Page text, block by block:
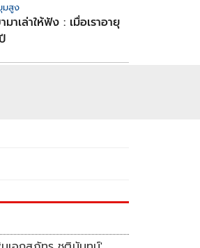
มสูง
มาเล่าให้ฟัง : เมื่อเราอายุ